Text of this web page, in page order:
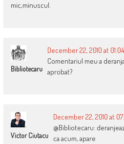
mic,minuscul.
Bibliotecaru
December 22, 2010 at 01:04
Comentariul meu a
aprobat?
Victor Ciutacu
December 22, 2010 at
@Bibliotecaru:
ca acum, apare